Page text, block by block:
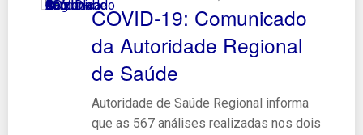
COVID-19: Comunicado
da Autoridade Regional
de Saúde
Autoridade de Saúde Regional informa
que as 567 análises realizadas nos dois